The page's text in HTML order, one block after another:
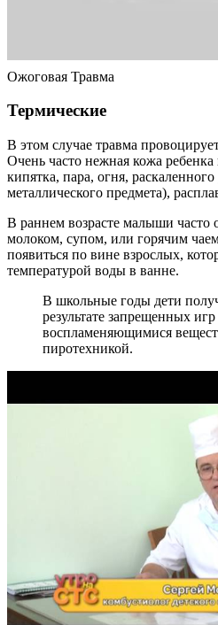
Ожоговая Травма
Термические
В этом случае травма
Очень часто нежная кожа ребенка
кипятка, пара, огня,
металлического предмета),
В раннем возрасте малыши часто
молоком, супом, или горячим
появиться по вине взрослых,
температурой воды в ванне.
В школьные годы дети
результате запрещенных игр
воспламеняющимися
пиротехникой.